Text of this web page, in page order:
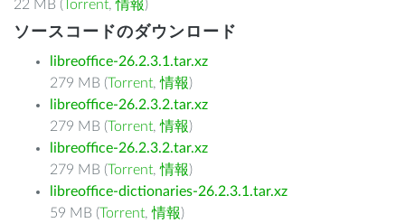
22 MB (Torrent,情報)
ソースコードのダウンロード
libreoffice-26.2.3.1.tar.xz
279 MB (Torrent,情報)
libreoffice-26.2.3.2.tar.xz
279 MB (Torrent,情報)
libreoffice-26.2.3.2.tar.xz
279 MB (Torrent,情報)
libreoffice-dictionaries-26.2.3.1.tar.xz
59 MB (Torrent,情報)